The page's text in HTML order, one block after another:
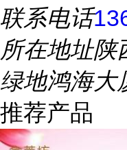
联系电话
所在地址陕
绿地鸿海大
推荐产品